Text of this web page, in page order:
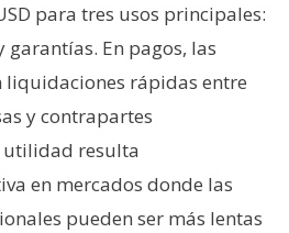
para tres usos principales:
garantías. En pagos, las
rápidas entre
y contrapartes
utilidad resulta
en mercados donde las
pueden ser más lentas